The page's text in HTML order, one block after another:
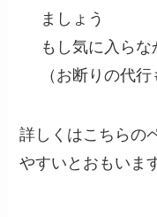
ましょう
もし気に入ら
（お断りの代
詳しくはこちらの
やすいとおもいま